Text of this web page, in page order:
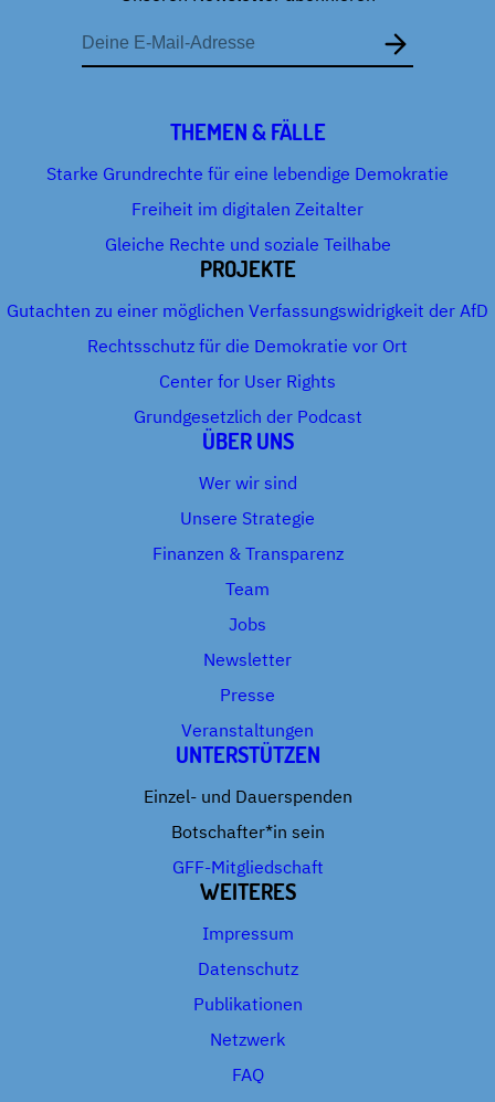
E-
Mail-
Adresse
THEMEN & FÄLLE
Starke Grundrechte für eine lebendige Demokratie
Freiheit im digitalen Zeitalter
Gleiche Rechte und soziale Teilhabe
PROJEKTE
Gutachten zu einer möglichen Verfassungswidrigkeit der AfD
Rechtsschutz für die Demokratie vor Ort
Center for User Rights
Grundgesetzlich der Podcast
ÜBER UNS
Wer wir sind
Unsere Strategie
Finanzen & Transparenz
Team
Jobs
Newsletter
Presse
Veranstaltungen
UNTERSTÜTZEN
Einzel- und Dauerspenden
Botschafter*in sein
GFF-Mitgliedschaft
WEITERES
Impressum
Datenschutz
Publikationen
Netzwerk
FAQ